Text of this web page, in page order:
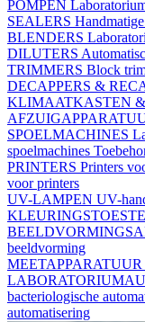
POMPEN
SEALERS
BLENDERS
DILUTERS
TRIMMERS Block
DECAPPERS &
KLIMAATKASTEN
SPOELMACHINES
spoelmachines
PRINTERS Printers
voor printers
UV-LAMPEN UV-
beeldvorming
MEETAPPARATUUR
bacteriologische
automatisering